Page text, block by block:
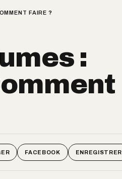
FAIRE ?
:
FACEBOOK ENREGISTRER